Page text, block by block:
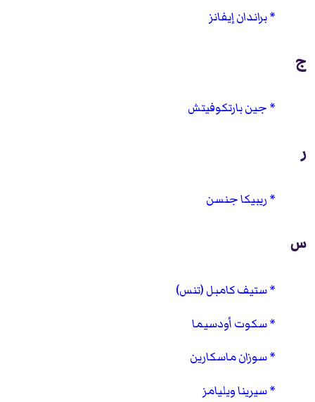
براندان إيفانز
ج
جين بارتكوفيتش
ر
ريبيكا جنسن
س
ستيف كامبل (تنس)
سكوت أودسيما
سوزان ماسكارين
سيرينا ويليامز